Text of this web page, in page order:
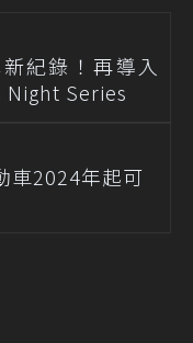
紀錄！再導入
Night Series
2024年起可